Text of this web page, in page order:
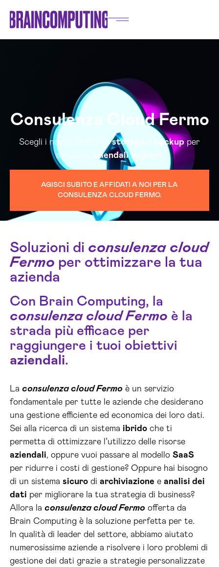
Consulenza Cloud Fermo
Scegli i nostri servizi distorage e backupper
soluzioni aziendali migliori
AGISCI SUBITO E AFFIDATI A NOI PER LA
CONSULENZA CLOUD FERMO.
Soluzioni di consulenza cloud
Fermo per ottimizzare la tua
azienda
Con Brain Computing, la
consulenza cloud Fermo è la
strada più efficace per
raggiungere i tuoi obiettivi
aziendali.
La consulenza cloud Fermo è un servizio
fondamentale per tutte le aziende che desiderano
una gestione efficiente ed economica dei loro dati.
Sei alla ricerca di un sistema ibrido che ti
permetta di ottimizzare l’utilizzo delle risorse
aziendali, oppure vuoi passare al modello SaaS
per ridurre i costi di gestione? Oppure hai bisogno
di un sistema sicuro di archiviazione e analisi dei
dati per migliorare la tua strategia di business?
Allora la consulenza cloud Fermo offerta da
Brain Computing è la soluzione perfetta per te.
In qualità di leader del settore, abbiamo aiutato
numerosissime aziende a risolvere i loro problemi di
gestione dei dati grazie a strategie personalizzate